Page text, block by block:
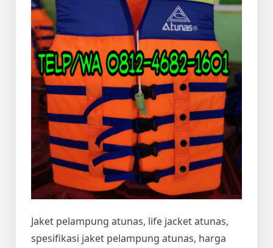
Jaket pelampung atunas, life jacket atunas,
spesifikasi jaket pelampung atunas, harga